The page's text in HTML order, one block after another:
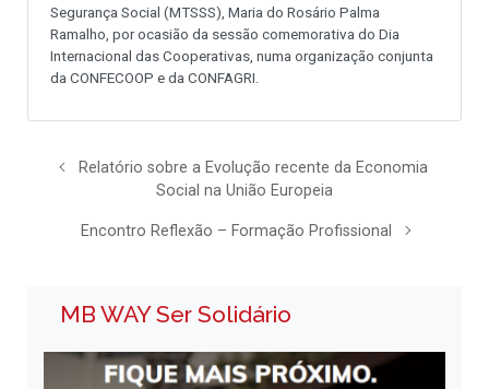
Segurança Social (MTSSS), Maria do Rosário Palma
Ramalho, por ocasião da sessão comemorativa do Dia
Internacional das Cooperativas, numa organização conjunta
da CONFECOOP e da CONFAGRI.
Relatório sobre a Evolução recente da Economia
Social na União Europeia
Encontro Reflexão – Formação Profissional
MB WAY Ser Solidário